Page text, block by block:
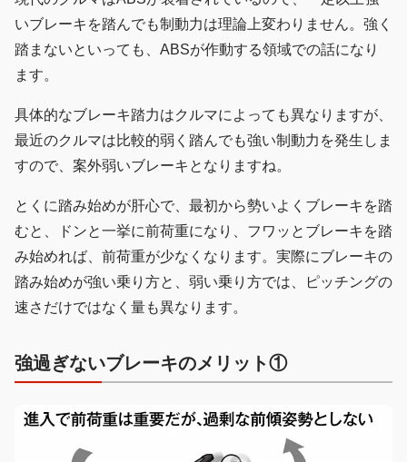
いブレーキを踏んでも制動力は理論上変わりません。強く
踏まないといっても、ABSが作動する領域での話になり
ます。
具体的なブレーキ踏力はクルマによっても異なりますが、
最近のクルマは比較的弱く踏んでも強い制動力を発生しま
すので、案外弱いブレーキとなりますね。
とくに踏み始めが肝心で、最初から勢いよくブレーキを踏
むと、ドンと一挙に前荷重になり、フワッとブレーキを踏
み始めれば、前荷重が少なくなります。実際にブレーキの
踏み始めが強い乗り方と、弱い乗り方では、ピッチングの
速さだけではなく量も異なります。
強過ぎないブレーキのメリット①